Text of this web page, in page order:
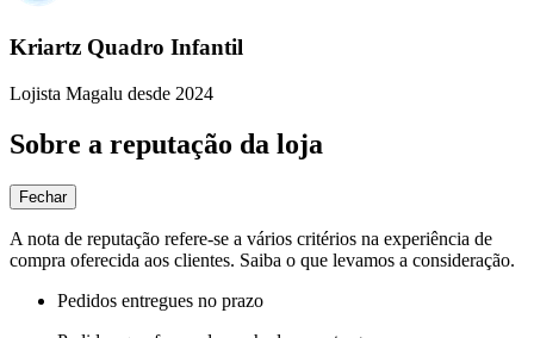
Kriartz Quadro Infantil
Lojista Magalu desde 2024
Sobre a reputação da loja
Fechar
A nota de reputação refere-se a vários critérios na experiência de
compra oferecida aos clientes. Saiba o que levamos a consideração.
Pedidos entregues no prazo